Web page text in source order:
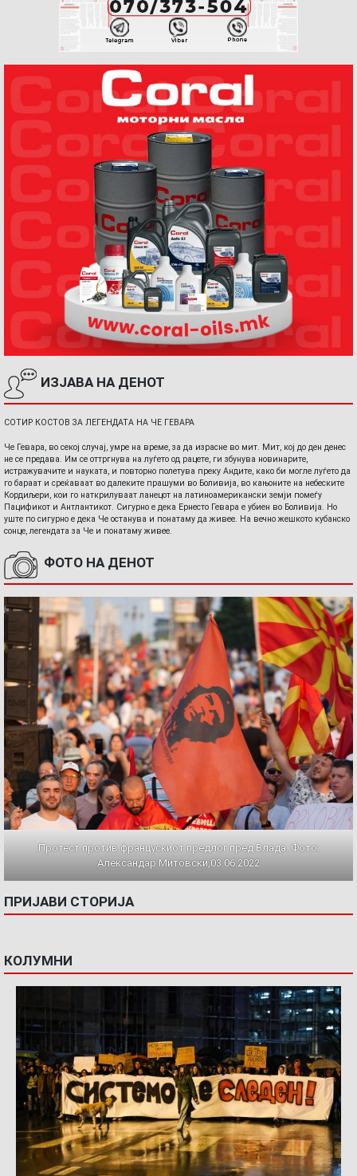
ИЗЈАВА НА ДЕНОТ
СОТИР КОСТОВ ЗА ЛЕГЕНДАТА НА ЧЕ ГЕВАРА
Че Гевара, во секој случај, умре на време, за да израсне во мит. Мит, кој до ден денес
не се предава. Им се оттргнува на луѓето од рацете, ги збунува новинарите,
истражувачите и науката, и повторно полетува преку Андите, како би могле луѓето да
го бараат и среќаваат во далеките прашуми во Боливија, во кањоните на небеските
Кордиљери, кои го наткрилуваат ланецот на латиноамерикански земји помеѓу
Пацификот и Антлантикот. Сигурно е дека Ернесто Гевара е убиен во Боливија. Но
уште по сигурно е дека Че останува и понатаму да живее. На вечно жешкото кубанско
сонце, легендата за Че и понатаму живее.
ФОТО НА ДЕНОТ
Протест против францускиот предлог пред Влада. Фото:
Александар Митовски,03.06.2022
ПРИЈАВИ СТОРИЈА
КОЛУМНИ